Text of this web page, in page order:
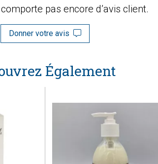
pas encore d’avis client.
Donner votre avis
Également